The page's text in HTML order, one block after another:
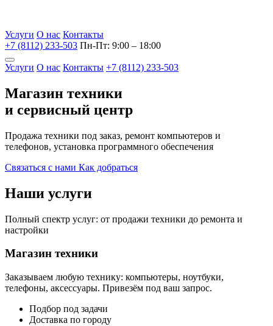
Услуги О нас Контакты
+7 (8112) 233-503 Пн-Пт: 9:00 – 18:00
Услуги О нас Контакты +7 (8112) 233-503
Магазин техники
и сервисный центр
Продажа техники под заказ, ремонт компьютеров и
телефонов, установка программного обеспечения
Связаться с нами Как добраться
Наши услуги
Полный спектр услуг: от продажи техники до ремонта и
настройки
Магазин техники
Заказываем любую технику: компьютеры, ноутбуки,
телефоны, аксессуары. Привезём под ваш запрос.
Подбор под задачи
Доставка по городу